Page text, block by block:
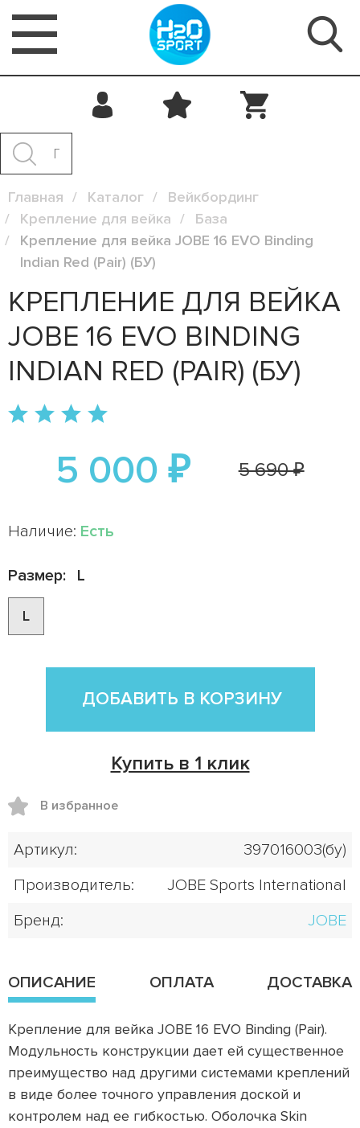
Главная Каталог
Вейкбординг
Крепление для вейка
База
Крепление для вейка JOBE 16 EVO Binding
Indian Red (Pair) (БУ)
КРЕПЛЕНИЕ ДЛЯ ВЕЙКА
JOBE 16 EVO BINDING
INDIAN RED (PAIR) (БУ)
5 000 ₽ 5 690 ₽
Наличие: Есть
Размер: L
L
ДОБАВИТЬ В КОРЗИНУ
Купить в 1 клик
В избранное
Артикул:
397016003(бу)
Производитель:
JOBE Sports International
Бренд:
JOBE
ОПИСАНИЕ ОПЛАТА ДОСТАВКА
Крепление для вейка JOBE 16 EVO Binding (Pair).
Модульность конструкции дает ей существенное
преимущество над другими системами креплений
в виде более точного управления доской и
контролем над ее гибкостью. Оболочка Skin